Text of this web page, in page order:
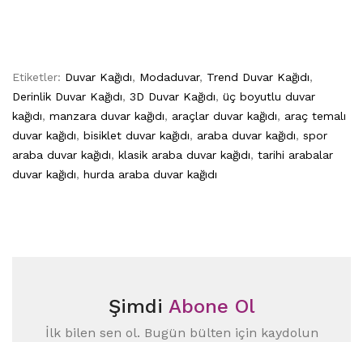
Etiketler: Duvar Kağıdı, Modaduvar, Trend Duvar Kağıdı,
Derinlik Duvar Kağıdı, 3D Duvar Kağıdı, üç boyutlu duvar
kağıdı, manzara duvar kağıdı, araçlar duvar kağıdı, araç temalı
duvar kağıdı, bisiklet duvar kağıdı, araba duvar kağıdı, spor
araba duvar kağıdı, klasik araba duvar kağıdı, tarihi arabalar
duvar kağıdı, hurda araba duvar kağıdı
Şimdi Abone Ol
İlk bilen sen ol. Bugün bülten için kaydolun